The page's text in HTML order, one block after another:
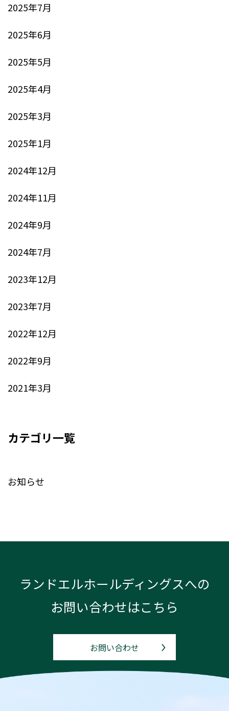
2025年7月
2025年6月
2025年5月
2025年4月
2025年3月
2025年1月
2024年12月
2024年11月
2024年9月
2024年7月
2023年12月
2023年7月
2022年12月
2022年9月
2021年3月
カテゴリ一覧
お知らせ
ランドエルホールディングスへの
お問い合わせはこちら
お問い合わせ